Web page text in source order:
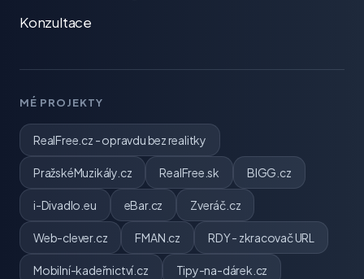
Konzultace
MÉ PROJEKTY
RealFree.cz - opravdu bez realitky
PražskéMuzikály.cz RealFree.sk BIGG.cz
i-Divadlo.eu eBar.cz Zveráč.cz
Web-clever.cz FMAN.cz RDY - zkracovač URL
Mobilní-kadeřnictví.cz Tipy-na-dárek.cz